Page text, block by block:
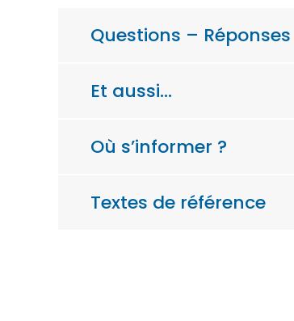
Questions – Réponses
Et aussi…
Où s’informer ?
Textes de référence